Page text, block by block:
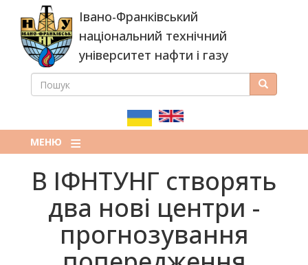
основного
вмісту
Івано-Франківський
національний технічний
університет нафти і газу
ПОШУКОВА
ПОШУК Пошук
МЕНЮ
В ІФНТУНГ створять
два нові центри -
прогнозування